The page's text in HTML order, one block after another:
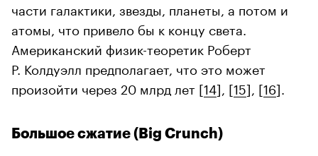
части галактики, звезды, планеты, а потом и
атомы, что привело бы к концу света.
Американский физик-теоретик Роберт
Р. Колдуэлл предполагает, что это может
произойти через 20 млрд лет [14], [15], [16].
Большое сжатие (Big Crunch)